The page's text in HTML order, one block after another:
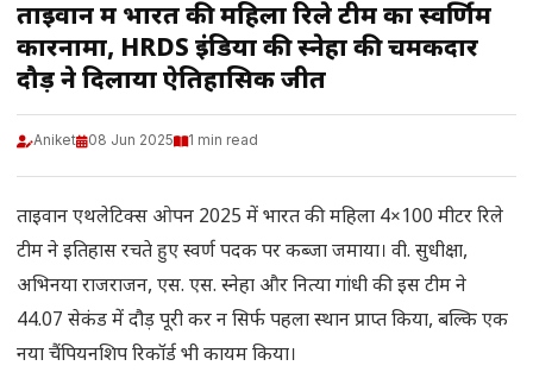
ताइवान में भारत की महिला रिले टीम का स्वर्णिम
कारनामा, HRDS इंडिया की स्नेहा की चमकदार
दौड़ ने दिलाया ऐतिहासिक जीत
Aniket 08 Jun 2025 1 min read
ताइवान एथलेटिक्स ओपन 2025 में भारत की महिला 4×100 मीटर रिले
टीम ने इतिहास रचते हुए स्वर्ण पदक पर कब्जा जमाया। वी. सुधीक्षा,
अभिनया राजराजन, एस. एस. स्नेहा और नित्या गांधी की इस टीम ने
44.07 सेकंड में दौड़ पूरी कर न सिर्फ पहला स्थान प्राप्त किया, बल्कि एक
नया चैंपियनशिप रिकॉर्ड भी कायम किया।